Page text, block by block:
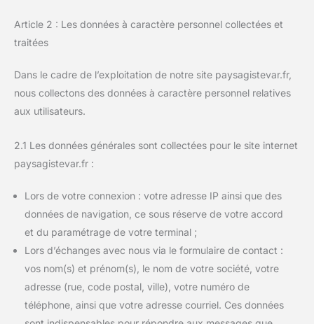
Article 2 : Les données à caractère personnel collectées et
traitées
Dans le cadre de l’exploitation de notre site paysagistevar.fr,
nous collectons des données à caractère personnel relatives
aux utilisateurs.
2.1 Les données générales sont collectées pour le site internet
paysagistevar.fr :
Lors de votre connexion : votre adresse IP ainsi que des
données de navigation, ce sous réserve de votre accord
et du paramétrage de votre terminal ;
Lors d’échanges avec nous via le formulaire de contact :
vos nom(s) et prénom(s), le nom de votre société, votre
adresse (rue, code postal, ville), votre numéro de
téléphone, ainsi que votre adresse courriel. Ces données